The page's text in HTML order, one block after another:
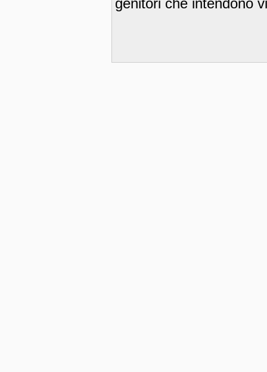
genitori che intendono